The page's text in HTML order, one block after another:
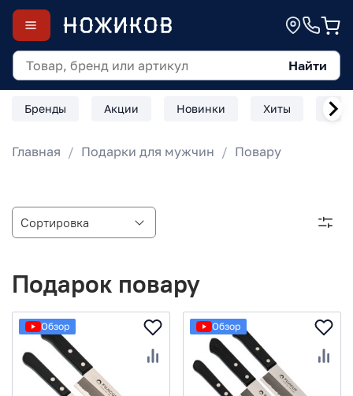
Найти
Бренды Акции Новинки Хиты
Главная Подарки для мужчин Повару
Подарок повару
Обзор Обзор